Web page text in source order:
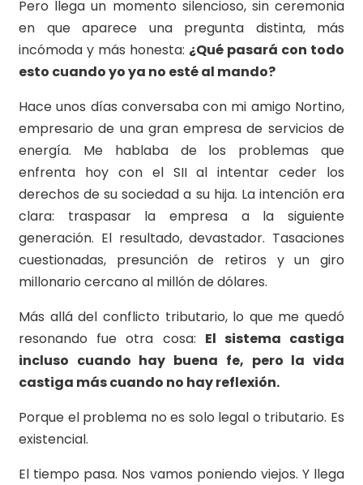
Pero llega un momento silencioso, sin ceremonia
en que aparece una pregunta distinta, más
incómoda y más honesta: ¿Qué pasará con todo
esto cuando yo ya no esté al mando?
Hace unos días conversaba con mi amigo Nortino,
empresario de una gran empresa de servicios de
energía. Me hablaba de los problemas que
enfrenta hoy con el SII al intentar ceder los
derechos de su sociedad a su hija. La intención era
clara: traspasar la empresa a la siguiente
generación. El resultado, devastador. Tasaciones
cuestionadas, presunción de retiros y un giro
millonario cercano al millón de dólares.
Más allá del conflicto tributario, lo que me quedó
resonando fue otra cosa: El sistema castiga
incluso cuando hay buena fe, pero la vida
castiga más cuando no hay reflexión.
Porque el problema no es solo legal o tributario. Es
existencial.
El tiempo pasa. Nos vamos poniendo viejos. Y llega